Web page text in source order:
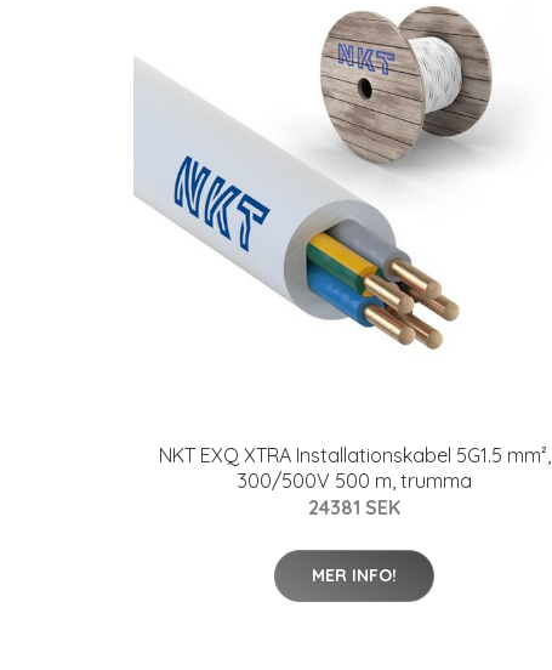
NKT EXQ XTRA Installationskabel 5G1.5 mm²,
300/500V 500 m, trumma
24381 SEK
MER INFO!